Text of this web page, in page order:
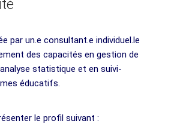
par un.e consultant.e individuel.le
des capacités en gestion de
statistique et en suivi-
éducatifs.
le profil suivant :